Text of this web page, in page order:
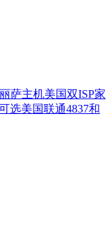
丽萨主机美国双ISP家
选美国联通4837和